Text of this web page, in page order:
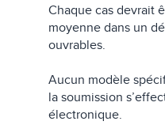
Chaque cas devrait
moyenne dans un
ouvrables.
Aucun modèle
la soumission
électronique.